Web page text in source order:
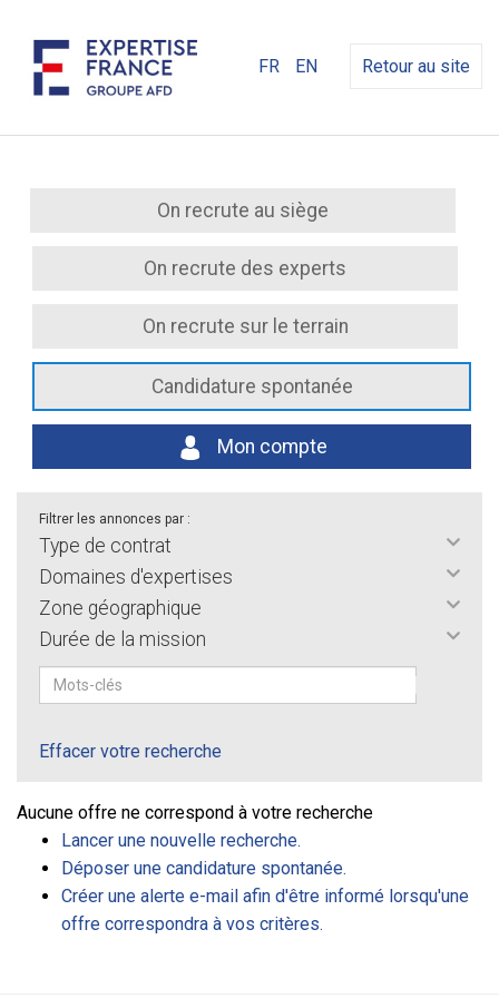
FR EN Retour au site
On recrute au siège
On recrute des experts
On recrute sur le terrain
Candidature spontanée
Mon compte
Filtrer les annonces par :
Type de contrat
Domaines d'expertises
Zone géographique
Durée de la mission
Effacer votre recherche
Aucune offre ne correspond à votre recherche
Lancer une nouvelle recherche.
Déposer une candidature spontanée.
Créer une alerte e-mail afin d'être informé lorsqu'une
offre correspondra à vos critères.